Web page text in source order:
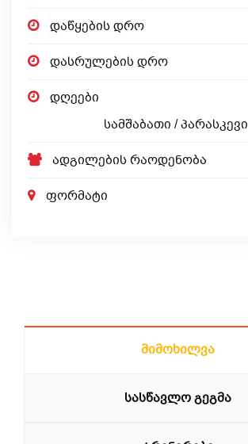
Მიმოხილვა
Სასწავლო Გეგმა
დაწყების დრო
დასრულების დრო
დღეები
სამშაბათი / პარასკევი
ადგილების რაოდენობა
ფორმატი